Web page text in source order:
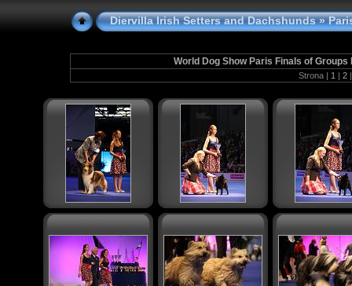
Diervilla Irish Setters and Dachshunds»
World Dog Show Paris Finals of
Strona | 1 | 2 |